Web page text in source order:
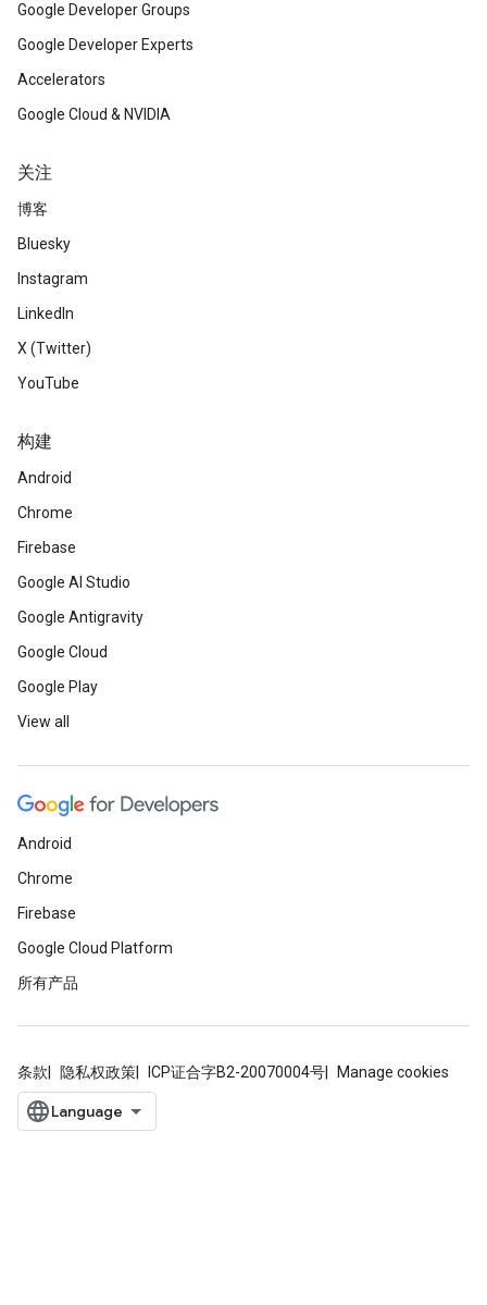
Google Developer Groups
Google Developer Experts
Accelerators
Google Cloud & NVIDIA
关注
博客
Bluesky
Instagram
LinkedIn
X (Twitter)
YouTube
构建
Android
Chrome
Firebase
Google AI Studio
Google Antigravity
Google Cloud
Google Play
View all
Android
Chrome
Firebase
Google Cloud Platform
所有产品
条款 隐私权政策 ICP证合字B2-20070004号 Manage cookies